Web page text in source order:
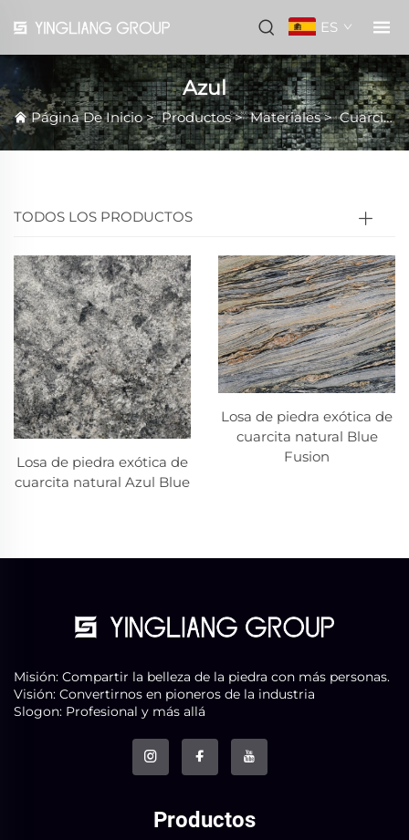
ES
Azul
Página De Inicio>Productos>Materiales>Cuarcita natural
TODOS LOS PRODUCTOS
Losa de piedra exótica de
cuarcita natural Azul Blue
Losa de piedra exótica de
cuarcita natural Blue
Fusion
Misión: Compartir la belleza de la piedra con más personas.
Visión: Convertirnos en pioneros de la industria
Slogon: Profesional y más allá
Productos